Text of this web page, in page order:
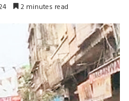
2 minutes read